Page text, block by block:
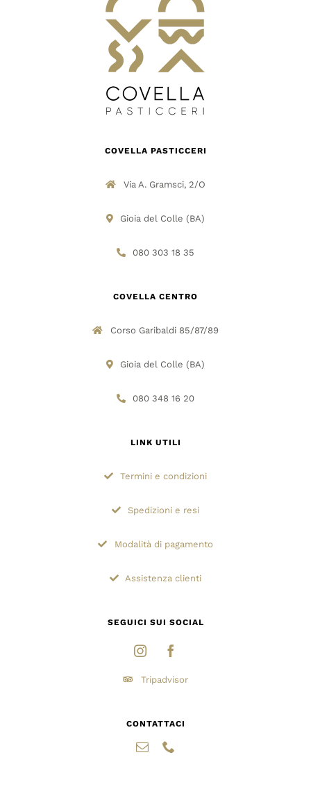
COVELLA PASTICCERI
Via A. Gramsci, 2/O
Gioia del Colle (BA)
080 303 18 35
COVELLA CENTRO
Corso Garibaldi 85/87/89
Gioia del Colle (BA)
080 348 16 20
LINK UTILI
Termini e condizioni
Spedizioni e resi
Modalità di pagamento
Assistenza clienti
SEGUICI SUI SOCIAL
Tripadvisor
CONTATTACI